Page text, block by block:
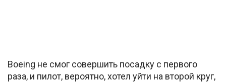
Boeing не смог совершить посадку с первого
раза, и пилот, вероятно, хотел уйти на второй круг,